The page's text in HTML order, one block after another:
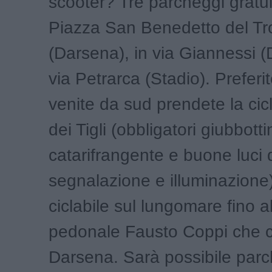
Piazza San Benedetto del
(Darsena), in via Giannessi
via Petrarca (Stadio).
venite da sud prendete la
dei Tigli (obbligatori
catarifrangente e buone luci
segnalazione e
ciclabile sul lungomare fino
pedonale Fausto Coppi che
Darsena. Sarà possibile